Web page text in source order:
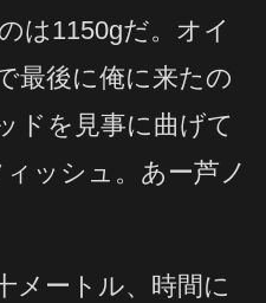
は1150gだ。オイ
最後に俺に来たの
ドを見事に曲げて
ッシュ。あー芦ノ
メートル、時間に